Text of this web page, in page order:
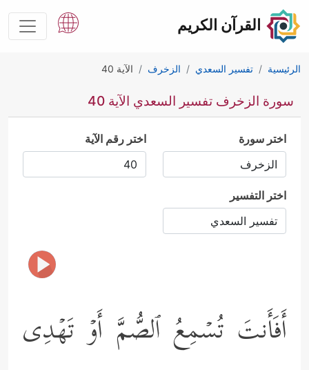
القرآن الكريم
الرئيسية تفسير السعدي الزخرف الآية 40
سورة الزخرف تفسير السعدي الآية 40
اختر سورة اختر رقم الآية
اختر التفسير
أَفَأَنتَ تُسۡمِعُ ٱلصُّمَّ أَوۡ تَهۡدِی